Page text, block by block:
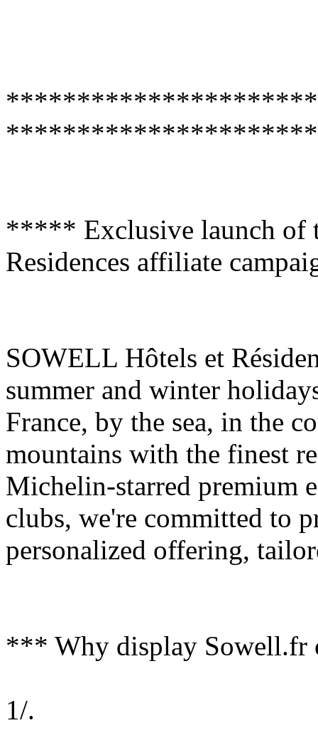
***** Exclusive launch of
Residences affiliate
SOWELL Hôtels et
summer and winter
France, by the sea, in the
mountains with the finest
Michelin-starred premium
clubs, we're committed to
personalized offering,
*** Why display Sowell.fr
1/.